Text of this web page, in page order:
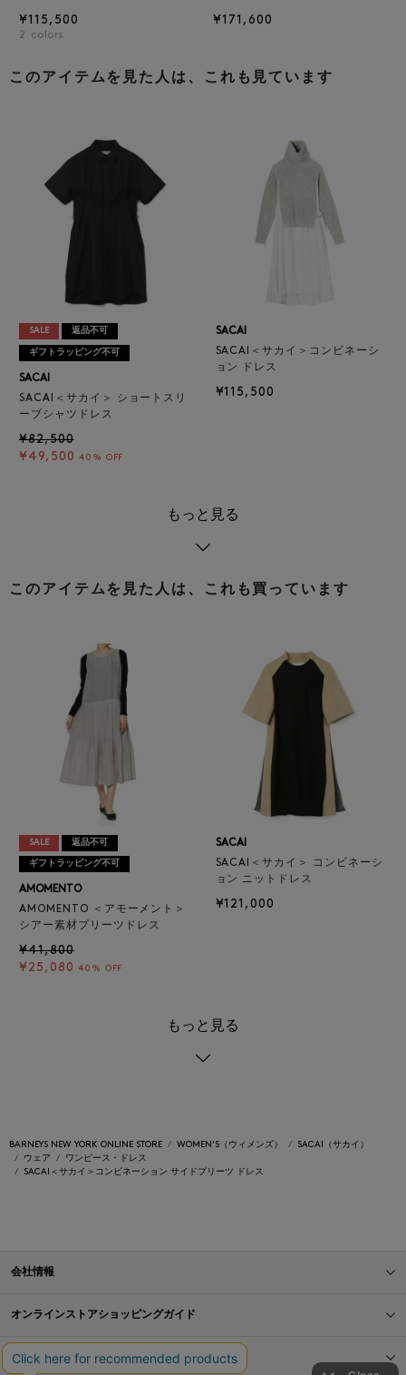
¥115,500
2 colors
¥171,600
このアイテムを見た人は、これも見ています
SALE 返品不可
ギフトラッピング不可
SACAI
SACAI＜サカイ＞ ショートスリ
ーブシャツドレス
¥82,500
¥49,500 40% OFF
SACAI
SACAI＜サカイ＞コンビネーシ
ョン ドレス
¥115,500
もっと見る
このアイテムを見た人は、これも買っています
SALE 返品不可
ギフトラッピング不可
AMOMENTO
AMOMENTO ＜アモーメント＞
シアー素材プリーツドレス
¥41,800
¥25,080 40% OFF
SACAI
SACAI＜サカイ＞ コンビネーシ
ョン ニットドレス
¥121,000
もっと見る
BARNEYS NEW YORK ONLINE STORE WOMEN'S（ウィメンズ）
SACAI（サカイ）
ウェア
ワンピース・ドレス
SACAI＜サカイ＞コンビネーション サイドプリーツ ドレス
会社情報
オンラインストアショッピングガイド
店舗情報